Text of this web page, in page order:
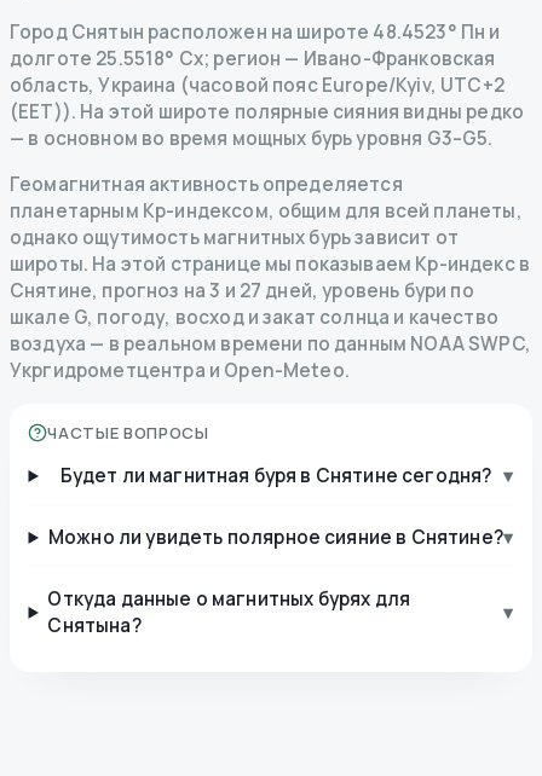
Город Снятын расположен на широте 48.4523° Пн и
долготе 25.5518° Сх; регион — Ивано-Франковская
область, Украина (часовой пояс Europe/Kyiv, UTC+2
(EET)). На этой широте полярные сияния видны редко
— в основном во время мощных бурь уровня G3–G5.
Геомагнитная активность определяется
планетарным Kp-индексом, общим для всей планеты,
однако ощутимость магнитных бурь зависит от
широты. На этой странице мы показываем Kp-индекс в
Снятине, прогноз на 3 и 27 дней, уровень бури по
шкале G, погоду, восход и закат солнца и качество
воздуха — в реальном времени по данным NOAA SWPC,
Укргидрометцентра и Open-Meteo.
ЧАСТЫЕ ВОПРОСЫ
Будет ли магнитная буря в Снятине сегодня? ▾
Можно ли увидеть полярное сияние в Снятине?▾
Откуда данные о магнитных бурях для
Снятына?
▾